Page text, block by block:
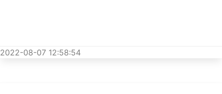
2022-08-07 12:58:54